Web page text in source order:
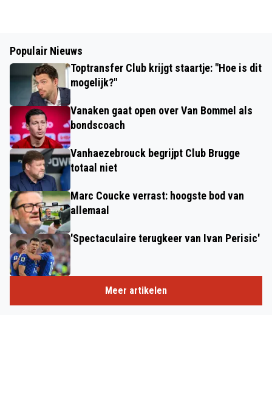
Populair Nieuws
Toptransfer Club krijgt staartje: "Hoe is dit
mogelijk?"
Vanaken gaat open over Van Bommel als
bondscoach
Vanhaezebrouck begrijpt Club Brugge
totaal niet
Marc Coucke verrast: hoogste bod van
allemaal
'Spectaculaire terugkeer van Ivan Perisic'
Meer artikelen